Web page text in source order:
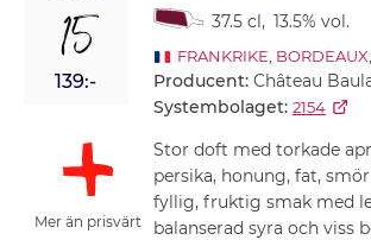
15
139:-
Mer än prisvärt
37.5 cl, 13.5% vol.
FRANKRIKE BORDEAUX
Producent: Château
Systembolaget: 2154
Stor doft med torkade
persika, honung, fat,
fyllig, fruktig smak med
balanserad syra och viss